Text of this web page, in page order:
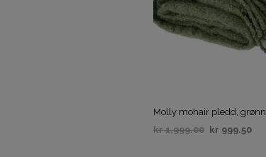
Molly mohair pledd, grønn.
kr1,999.00 kr 999.50